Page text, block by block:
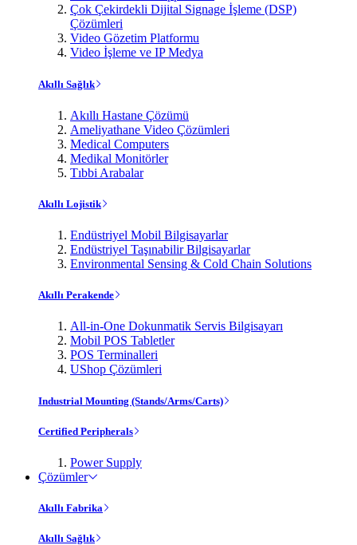
Çok Çekirdekli Dijital Signage İşleme (DSP)
Çözümleri
Video Gözetim Platformu
Video İşleme ve IP Medya
Akıllı Sağlık
Akıllı Hastane Çözümü
Ameliyathane Video Çözümleri
Medical Computers
Medikal Monitörler
Tıbbi Arabalar
Akıllı Lojistik
Endüstriyel Mobil Bilgisayarlar
Endüstriyel Taşınabilir Bilgisayarlar
Environmental Sensing & Cold Chain Solutions
Akıllı Perakende
All-in-One Dokunmatik Servis Bilgisayarı
Mobil POS Tabletler
POS Terminalleri
UShop Çözümleri
Industrial Mounting (Stands/Arms/Carts)
Certified Peripherals
Power Supply
Çözümler
Akıllı Fabrika
Akıllı Sağlık